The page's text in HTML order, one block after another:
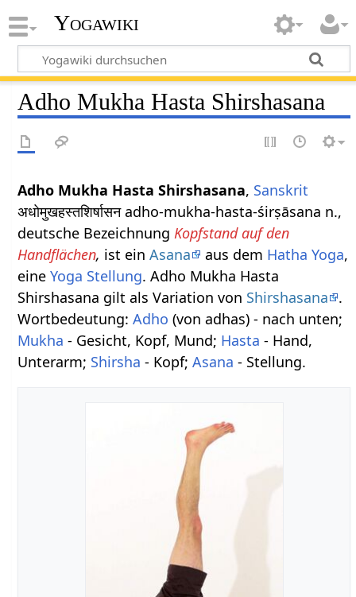
Yogawiki
Adho Mukha Hasta Shirshasana
Adho Mukha Hasta Shirshasana, Sanskrit
अधोमुखहस्तशिर्षासन adho-mukha-hasta-śirṣāsana n.,
deutsche BezeichnungKopfstand auf den
Handflächen, ist einAsana aus dem Hatha Yoga,
eineYoga Stellung. Adho Mukha Hasta
Shirshasana gilt als Variation von Shirshasana
.
Wortbedeutung:Adho (von adhas) - nach unten;
Mukha - Gesicht, Kopf, Mund; Hasta - Hand,
Unterarm; Shirsha - Kopf;Asana - Stellung.